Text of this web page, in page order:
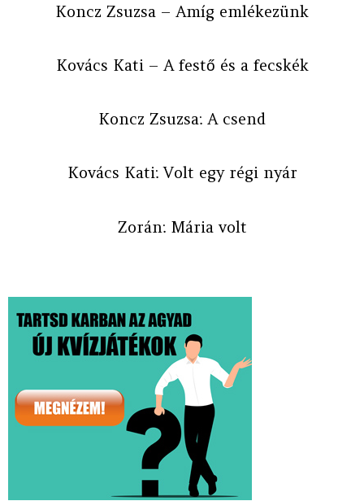
Koncz Zsuzsa – Amíg emlékezünk
Kovács Kati – A festő és a fecskék
Koncz Zsuzsa: A csend
Kovács Kati: Volt egy régi nyár
Zorán: Mária volt